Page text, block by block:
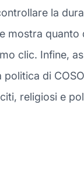
la
mostra quanto
clic. Infine,
politica di
religiosi e